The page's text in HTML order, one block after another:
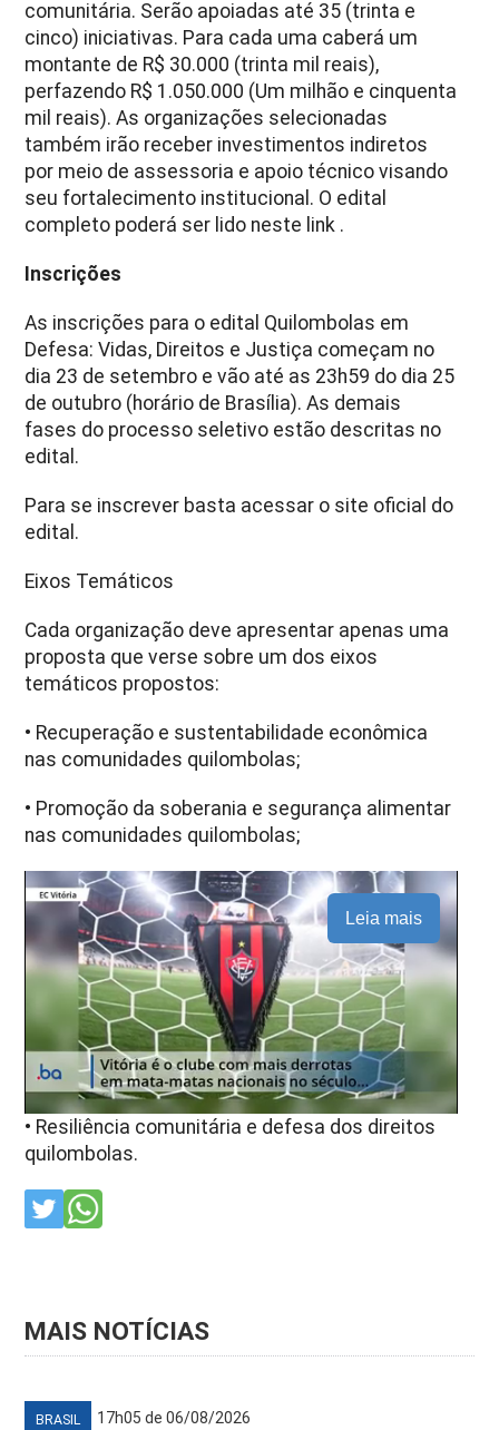
comunitária. Serão apoiadas até 35 (trinta e
cinco) iniciativas. Para cada uma caberá um
montante de R$ 30.000 (trinta mil reais),
perfazendo R$ 1.050.000 (Um milhão e cinquenta
mil reais). As organizações selecionadas
também irão receber investimentos indiretos
por meio de assessoria e apoio técnico visando
seu fortalecimento institucional. O edital
completo poderá ser lido neste link .
Inscrições
As inscrições para o edital Quilombolas em
Defesa: Vidas, Direitos e Justiça começam no
dia 23 de setembro e vão até as 23h59 do dia 25
de outubro (horário de Brasília). As demais
fases do processo seletivo estão descritas no
edital.
Para se inscrever basta acessar o site oficial do
edital.
Eixos Temáticos
Cada organização deve apresentar apenas uma
proposta que verse sobre um dos eixos
temáticos propostos:
• Recuperação e sustentabilidade econômica
nas comunidades quilombolas;
• Promoção da soberania e segurança alimentar
nas comunidades quilombolas;
Leia mais
• Resiliência comunitária e defesa dos direitos
quilombolas.
MAIS NOTÍCIAS
BRASIL 17h05 de 06/08/2026